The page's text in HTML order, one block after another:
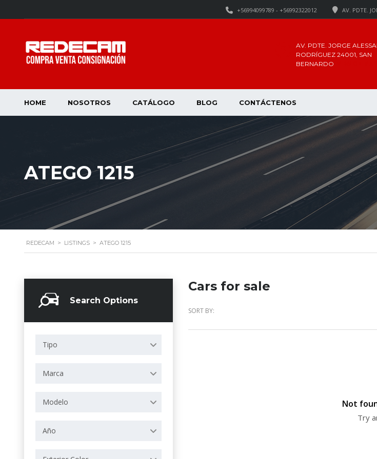
AV. PDTE.
+56994099789 - +56992322012
AV. PDTE. JORGE
RODRÍGUEZ 24001, SAN
BERNARDO
HOME NOSOTROS CATÁLOGO BLOG CONTÁCTENOS
ATEGO 1215
REDECAM > LISTINGS > ATEGO 1215
Search Options
Tipo
Marca
Modelo
Año
Cars for sale
SORT BY:
Not
Try